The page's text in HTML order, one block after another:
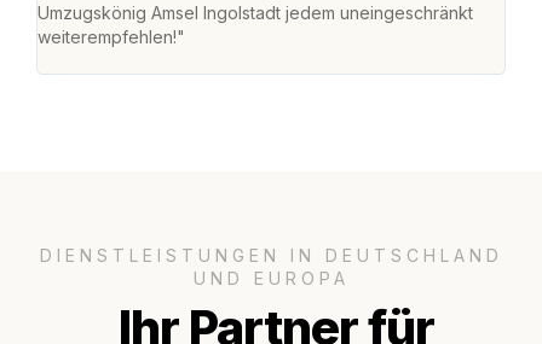
Umzugskönig Amsel Ingolstadt jedem uneingeschränkt
weiterempfehlen!"
DIENSTLEISTUNGEN IN DEUTSCHLAND
UND EUROPA
Ihr Partner für